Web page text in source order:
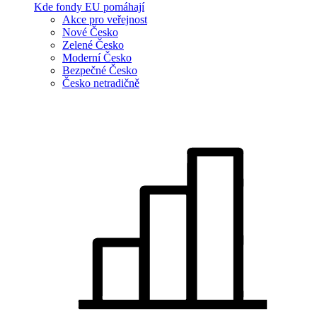
Kde fondy EU pomáhají
Akce pro veřejnost
Nové Česko
Zelené Česko
Moderní Česko
Bezpečné Česko
Česko netradičně